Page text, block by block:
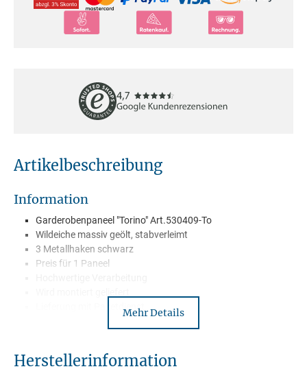
Artikelbeschreibung
Information
Garderobenpaneel "Torino" Art.530409-To
Wildeiche massiv geölt, stabverleimt
3 Metallhaken schwarz
Preis für 1 Paneel
Lieferung mit Paketdienst
Beschreibung
Mehr Details
Herstellerinformation